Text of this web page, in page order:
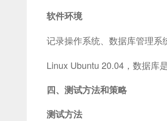
软件环境
记录操作系统、数据库管理
Linux Ubuntu 20.04，数据库
四、测试方法和策略
测试方法